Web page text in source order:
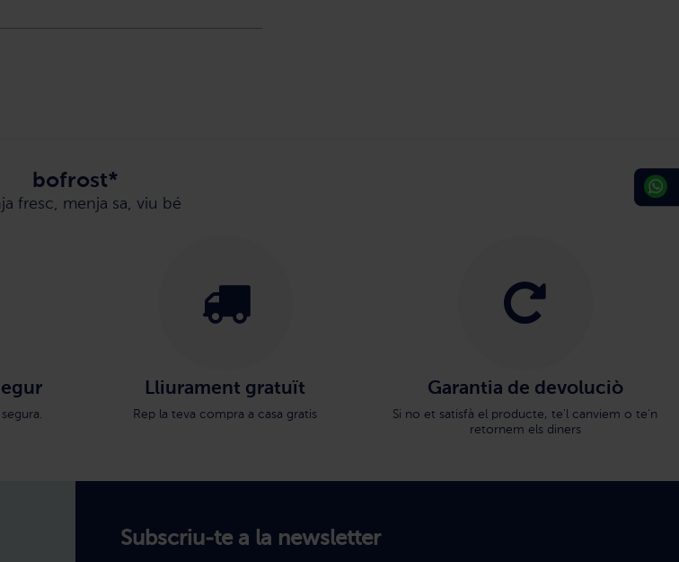
bofrost*
fresc, menja sa, viu bé
Lliurament gratuït
Rep la teva compra a casa gratis
Garantia de devoluciò
Si no et satisfà el producte, te'l canviem o te'n
retornem els diners
Subscriu-te a la newsletter